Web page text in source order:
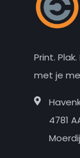
Print.
met je
4781